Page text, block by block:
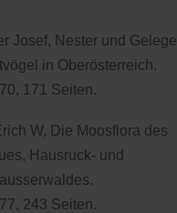
Josef, Nester und Gelege
in Oberösterreich.
171 Seiten.
W, Die Moosflora des
Hausruck- und
243 Seiten.